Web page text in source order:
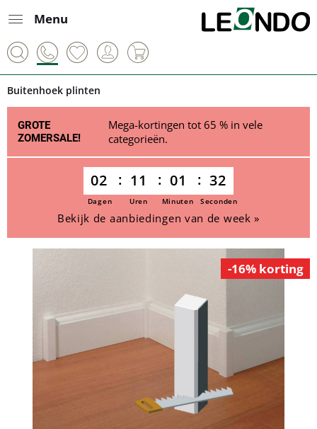
Menu
Buitenhoek plinten
GROTE
ZOMERSALE!
Mega-kortingen tot 65 % in vele
categorieën.
02 11 01 32
Dagen Uren Minuten Seconden
Bekijk de aanbiedingen van de week »
-16% korting